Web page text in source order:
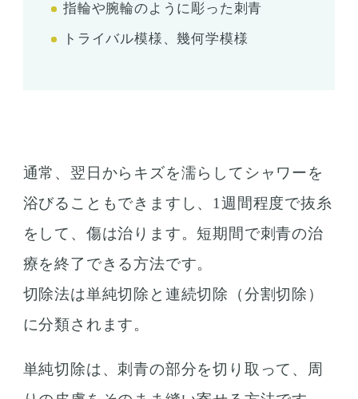
指輪や腕輪のように彫った刺青
トライバル模様、幾何学模様
通常、翌日からキズを濡らしてシャワーを
浴びることもできますし、1週間程度で抜糸
をして、傷は治ります。短期間で刺青の治
療を終了できる方法です。
切除法は単純切除と連続切除（分割切除）
に分類されます。
単純切除は、刺青の部分を切り取って、周